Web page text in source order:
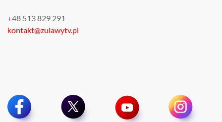
+48 513 829 291
kontakt@zulawytv.pl